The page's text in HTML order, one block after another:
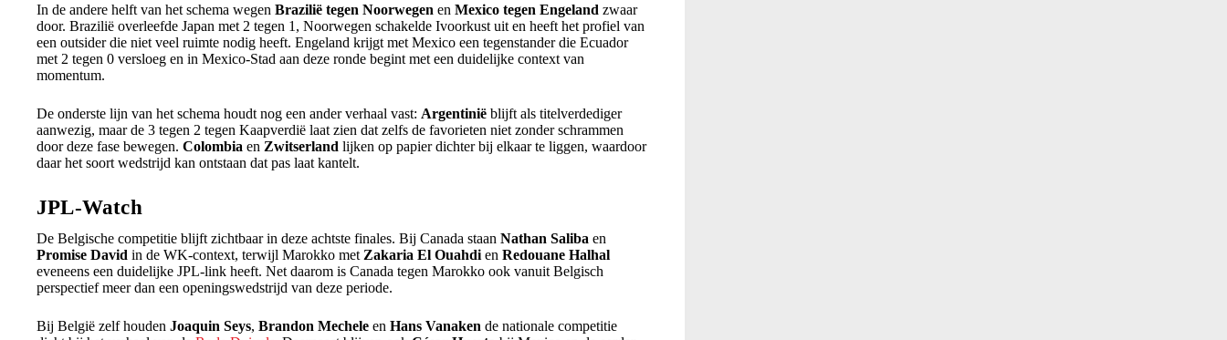
In de andere helft van het schema wegen Brazilië tegen Noorwegen en Mexico tegen Engeland zwaar
door. Brazilië overleefde Japan met 2 tegen 1, Noorwegen schakelde Ivoorkust uit en heeft het profiel van
een outsider die niet veel ruimte nodig heeft. Engeland krijgt met Mexico een tegenstander die Ecuador
met 2 tegen 0 versloeg en in Mexico-Stad aan deze ronde begint met een duidelijke context van
momentum.
De onderste lijn van het schema houdt nog een ander verhaal vast: Argentinië blijft als titelverdediger
aanwezig, maar de 3 tegen 2 tegen Kaapverdië laat zien dat zelfs de favorieten niet zonder schrammen
door deze fase bewegen. Colombia en Zwitserland lijken op papier dichter bij elkaar te liggen, waardoor
daar het soort wedstrijd kan ontstaan dat pas laat kantelt.
JPL-Watch
De Belgische competitie blijft zichtbaar in deze achtste finales. Bij Canada staan Nathan Saliba en
Promise David in de WK-context, terwijl Marokko met Zakaria El Ouahdi en Redouane Halhal
eveneens een duidelijke JPL-link heeft. Net daarom is Canada tegen Marokko ook vanuit Belgisch
perspectief meer dan een openingswedstrijd van deze periode.
Bij België zelf houden Joaquin Seys, Brandon Mechele en Hans Vanaken de nationale competitie